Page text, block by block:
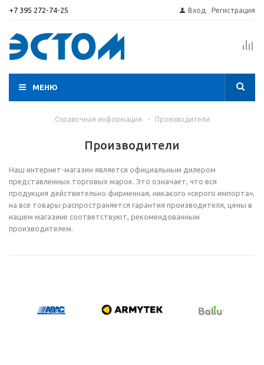
+7 395 272-74-25 Вход Регистрация
МЕНЮ
Справочная информация - Производители
Производители
Наш интернет-магазин является официальным дилером
представленных торговых марок. Это означает, что вся
продукция действительно фирменная, никакого «серого импорта»,
на все товары распространяется гарантия производителя, цены в
нашем магазине соответствуют, рекомендованным
производителем.